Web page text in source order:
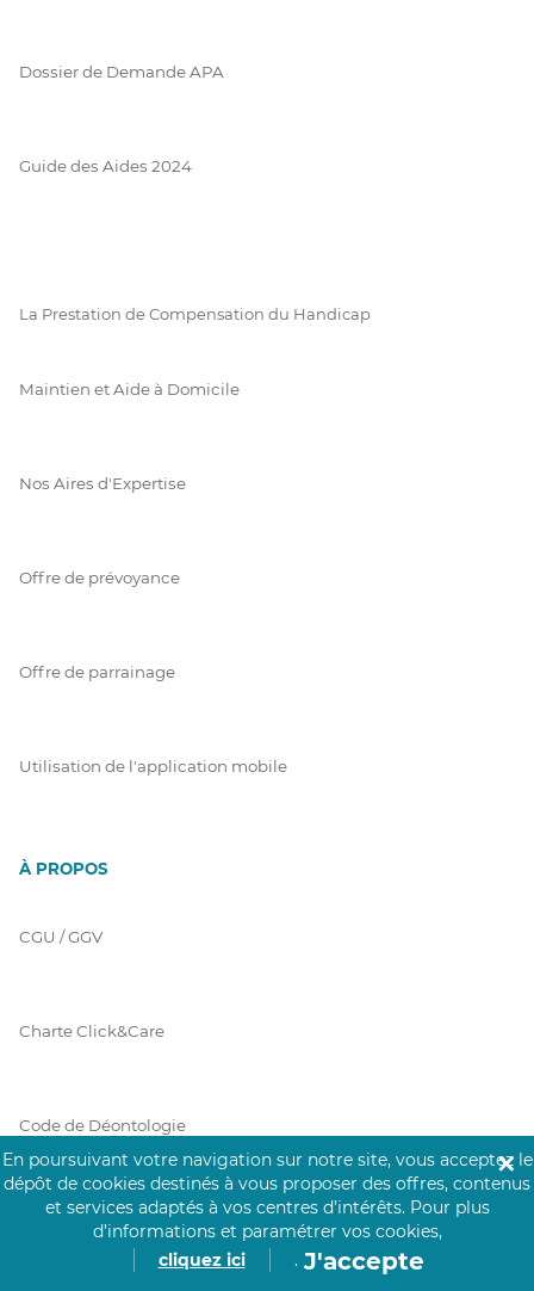
Dossier de Demande APA
Guide des Aides 2024
La Prestation de Compensation du Handicap
Maintien et Aide à Domicile
Nos Aires d'Expertise
Offre de prévoyance
Offre de parrainage
Utilisation de l'application mobile
À PROPOS
CGU / GGV
Charte Click&Care
Code de Déontologie
Mentions Légales
En poursuivant votre navigation sur notre site, vous acceptez le
dépôt de cookies destinés à vous proposer des offres, contenus
et services adaptés à vos centres d’intérêts. Pour plus
d’informations et paramétrer vos cookies,
cliquez ici
. J'accepte
✕